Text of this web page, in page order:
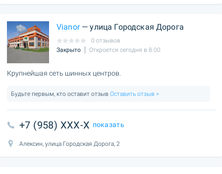
Vianor— улица Городская Дорога
0 отзывов
Закрыто
Откроется сегодня в 8:00
Крупнейшая сеть шинных центров.
Будьте первым, кто оставит отзыв Оставить отзыв >
+7 (958) XXX-X показать
Алексин, улица Городская Дорога, 2